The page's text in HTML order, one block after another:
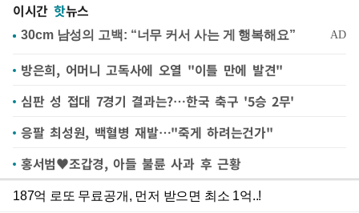
이시간 핫뉴스
방은희, 어머니 고독사에 오열 "이틀 만에 발견"
심판 성 접대 7경기 결과는?…한국 축구 '5승 2무'
응팔 최성원, 백혈병 재발…"죽게 하려는건가"
홍서범♥조갑경, 아들 불륜 사과 후 근황